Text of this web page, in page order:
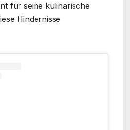
für seine kulinarische
Hindernisse